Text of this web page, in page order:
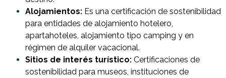
Alojamientos: Es una certificación de sostenibilidad
para entidades de alojamiento hotelero,
apartahoteles, alojamiento tipo camping y en
régimen de alquiler vacacional.
Sitios de interés turístico: Certificaciones de
sostenibilidad para museos, instituciones de